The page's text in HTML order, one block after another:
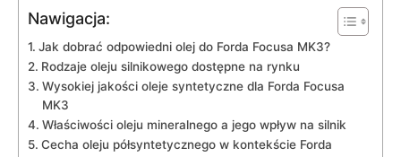
Nawigacja:
Jak ⁤dobrać odpowiedni ⁣olej ​do Forda Focusa MK3?
Rodzaje oleju silnikowego dostępne na‍ rynku
Wysokiej jakości​ oleje syntetyczne dla Forda Focusa
MK3
Właściwości oleju mineralnego ​a jego wpływ ‌na silnik
Cecha oleju półsyntetycznego w kontekście ⁤Forda